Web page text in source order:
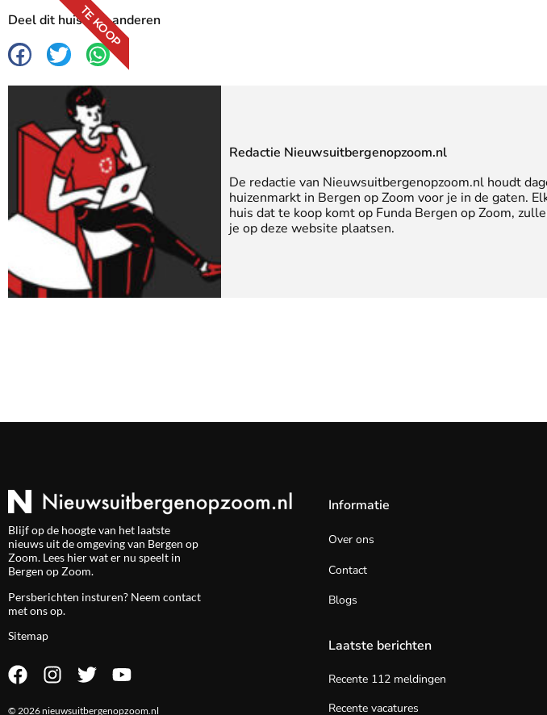
TE KOOP
Deel dit huis met anderen
Redactie Nieuwsuitbergenopzoom.nl
De redactie van Nieuwsuitbergenopzoom.nl houdt
huizenmarkt in Bergen op Zoom voor je in de gaten.
huis dat te koop komt op Funda Bergen op Zoom,
je op deze website plaatsen.
Blijf op de hoogte van het laatste
nieuws uit de omgeving van Bergen op
Zoom. Lees hier wat er nu speelt in
Bergen op Zoom.
Persberichten insturen? Neem contact
met ons op.
Sitemap
© 2026 nieuwsuitbergenopzoom.nl
Informatie
Over ons
Contact
Blogs
Laatste berichten
Recente 112 meldingen
Recente vacatures